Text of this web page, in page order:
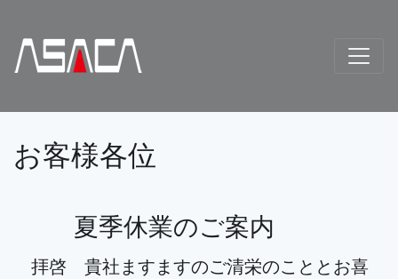
お客様各位
夏季休業のご案内
拝啓 貴社ますますのご清栄のこととお喜